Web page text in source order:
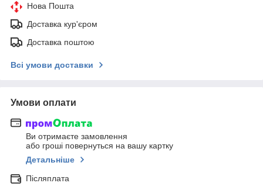
Нова Пошта
Доставка кур'єром
Доставка поштою
Всі умови доставки
Умови оплати
Ви отримаєте замовлення
або гроші повернуться на вашу картку
Детальніше
Післяплата